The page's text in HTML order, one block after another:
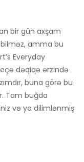
bir gün axşam
amma bu
Everyday
dəqiqə ərzində
buna görə bu
Tam buğda
və ya dilimlənmiş